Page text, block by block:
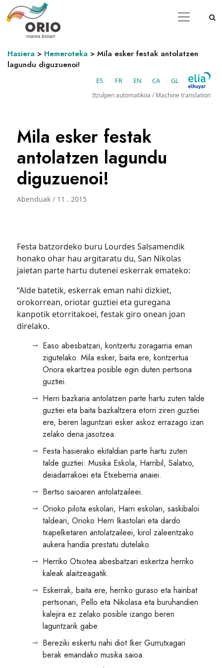
Hasiera > Hemeroteka > Mila esker festak antolatzen
lagundu diguzuenoi!
ES FR EN CA GL
Itzulpen automatikoa / Machine translation
Mila esker festak
antolatzen lagundu
diguzuenoi!
Abenduak / 11 . 2015
Festa batzordeko buru Lourdes Salsamendik
honako ohar hau argitaratu du, San Nikolas
jaietan parte hartu dutenei eskerrak emateko:
“Alde batetik, eskerrak eman nahi dizkiet,
orokorrean, oriotar guztiei eta guregana
kanpotik etorritakoei, festak giro onean joan
direlako.
Easo abesbatzari, kontzertu zoragarria eman
zigutelako. Mila esker, baita ere, kontzertua
Oriora ekartzea posible egin duten pertsona
guztiei.
Herri bazkaria antolatzen parte hartu zuten talde
guztiei eta baita bazkaltzera etorri ziren guztiei
ere, beren laguntzari esker askoz errazago izan
zelako dena jasotzea.
Festa hasierako ekitaldian parte hartu zuten
talde guztiei: Musika Eskola, Harribil, Salatxo,
deiadarrakoei eta Etxeberria anaiei.
Bertso saioaren antolatzaileei.
Orioko pilota eskolari, Harri eskolari, saskibaloi
taldeari, Orioko Herri Ikastolari eta dardo
txapelketaren antolatzaileei, kirol zaleentzako
aukera handia prestatu dutelako.
Herriko Otxotea abesbatzari eskertza herriko
kaleak alaitzeagatik.
Eskerrak, baita ere, herriko guraso eta hainbat
pertsonari, Pello eta Nikolasa eta buruhandien
kalejira ez zelako posible izango beren
laguntzarik gabe.
Bereziki eskertu nahi diot Iker Gurrutxagari
berak emandako musika saioa.